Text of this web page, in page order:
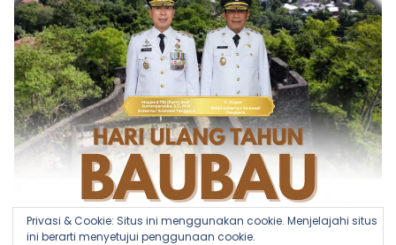
Privasi & Cookie: Situs ini menggunakan cookie. Menjelajahi situs
ini berarti menyetujui penggunaan cookie.